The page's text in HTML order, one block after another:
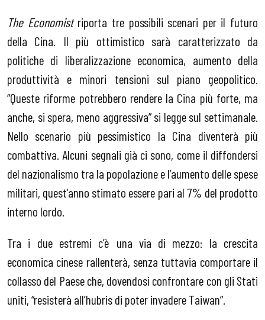
The Economistriporta tre possibili scenari per il futuro
della Cina. Il più ottimistico sarà caratterizzato da
politiche di liberalizzazione economica, aumento della
produttività e minori tensioni sul piano geopolitico.
“Queste riforme potrebbero rendere la Cina più forte, ma
anche, si spera, meno aggressiva” si legge sul settimanale.
Nello scenario più pessimistico la Cina diventerà più
combattiva. Alcuni segnali già ci sono, come il diffondersi
del nazionalismo tra la popolazione e l’aumento delle spese
militari, quest’anno stimato essere pari al 7% del prodotto
interno lordo.
Tra i due estremi c’è una via di mezzo: la crescita
economica cinese rallenterà, senza tuttavia comportare il
collasso del Paese che, dovendosi confrontare con gli Stati
uniti, “resisterà all’hubris di poter invadere Taiwan”.